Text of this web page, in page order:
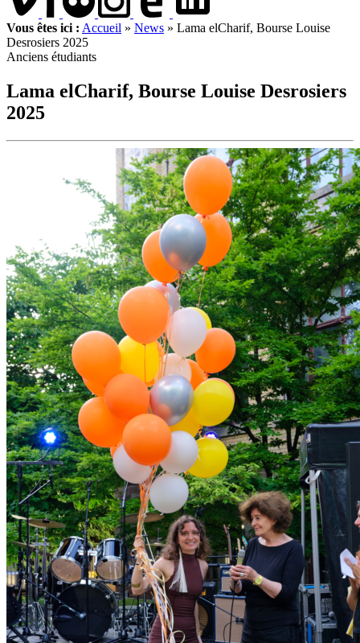
Vous êtes ici : Accueil » News » Lama elCharif, Bourse Louise
Desrosiers 2025
Anciens étudiants
Lama elCharif, Bourse Louise Desrosiers
2025